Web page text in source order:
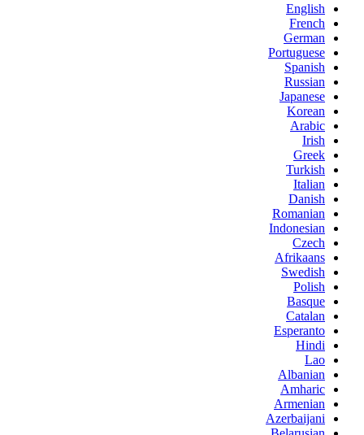
English
French
German
Portuguese
Spanish
Russian
Japanese
Korean
Arabic
Irish
Greek
Turkish
Italian
Danish
Romanian
Indonesian
Czech
Afrikaans
Swedish
Polish
Basque
Catalan
Esperanto
Hindi
Lao
Albanian
Amharic
Armenian
Azerbaijani